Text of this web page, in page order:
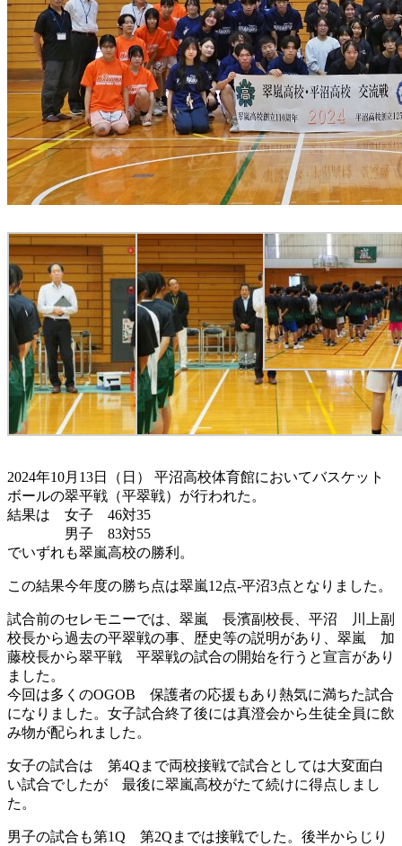
2024年10月13日（日） 平沼高校体育館においてバスケット
ボールの翠平戦（平翠戦）が行われた。
結果は 女子 46対35
男子 83対55
でいずれも翠嵐高校の勝利。
この結果今年度の勝ち点は翠嵐12点-平沼3点となりました。
試合前のセレモニーでは、翠嵐 長濱副校長、平沼 川上副
校長から過去の平翠戦の事、歴史等の説明があり、翠嵐 加
藤校長から翠平戦 平翠戦の試合の開始を行うと宣言があり
ました。
今回は多くのOGOB 保護者の応援もあり熱気に満ちた試合
になりました。女子試合終了後には真澄会から生徒全員に飲
み物が配られました。
女子の試合は 第4Qまで両校接戦で試合としては大変面白
い試合でしたが 最後に翠嵐高校がたて続けに得点しまし
た。
男子の試合も第1Q 第2Qまでは接戦でした。後半からじり